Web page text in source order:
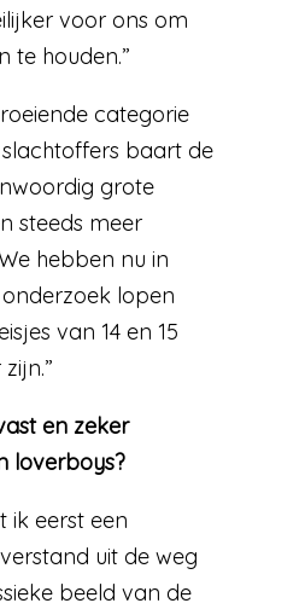
voor ons om
te houden.”
categorie
baart de
grote
steeds meer
hebben nu in
lopen
van 14 en 15
en zeker
loverboys?
ik eerst een
uit de weg
beeld van de